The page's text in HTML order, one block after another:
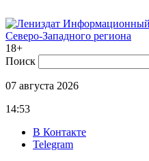
Информационный
Северо-Западного региона
18+
Поиск
07 августа 2026
14:53
В Контакте
Telegram